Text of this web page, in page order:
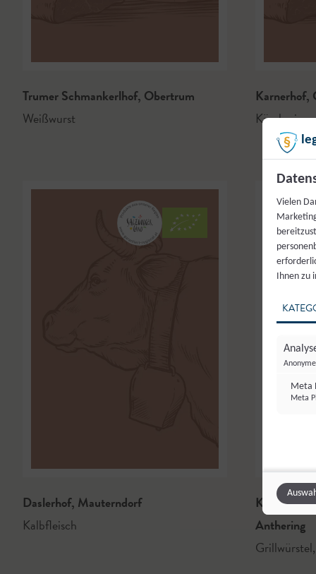
Trumer Schmankerlhof, Obertrum
Weißwurst
Karnerhof,
Käsekrainer
Daslerhof, Mauterndorf
Kalbfleisch
Kernbauer
Anthering
Grillwürstel,
Vielen
Ihnen zu
Meta
Meta